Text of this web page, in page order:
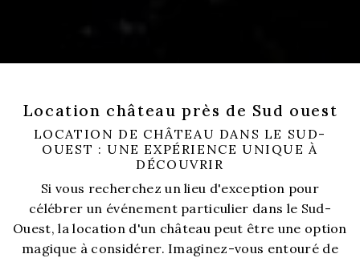
Location château près de Sud ouest
LOCATION DE CHÂTEAU DANS LE SUD-
OUEST : UNE EXPÉRIENCE UNIQUE À
DÉCOUVRIR
Si vous recherchez un lieu d'exception pour
célébrer un événement particulier dans le Sud-
Ouest, la location d'un château peut être une option
magique à considérer. Imaginez-vous entouré de